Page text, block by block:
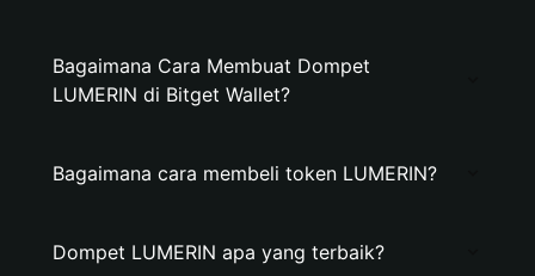
Bagaimana Cara Membuat Dompet
LUMERIN di Bitget Wallet?
Bagaimana cara membeli token LUMERIN?
Dompet LUMERIN apa yang terbaik?